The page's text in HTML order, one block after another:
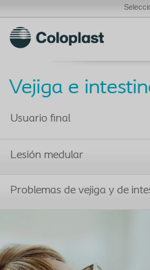
Vejiga e
Usuario final
Lesión medular
Problemas de vejiga y de